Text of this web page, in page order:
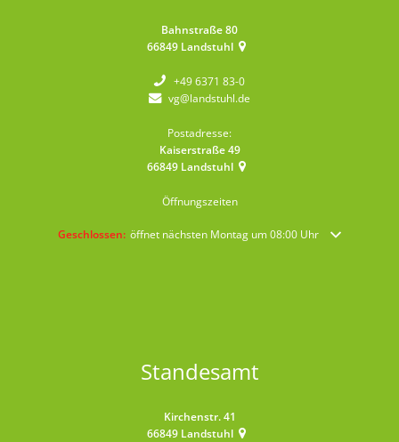
Bahnstraße 80
66849 Landstuhl
+49 6371 83-0
vg@landstuhl.de
Postadresse:
Kaiserstraße 49
66849 Landstuhl
Öffnungszeiten
Klicken, um weitere Öffnungs- oder Schließzeiten auszublenden
Geschlossen: öffnet nächsten Montag um 08:00 Uhr
Standesamt
Kirchenstr. 41
66849 Landstuhl